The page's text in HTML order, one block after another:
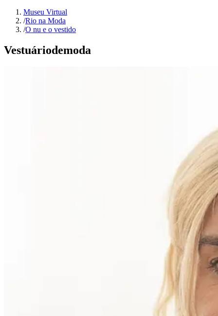
Museu Virtual
/Rio na Moda
/O nu e o vestido
Vestuáriodemoda